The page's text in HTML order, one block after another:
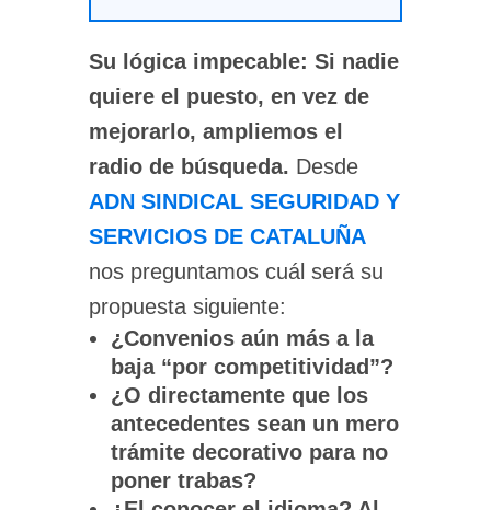
Su lógica impecable: Si nadie
quiere el puesto, en vez de
mejorarlo, ampliemos el
radio de búsqueda. Desde
ADN SINDICAL SEGURIDAD Y
SERVICIOS DE CATALUÑA
nos preguntamos cuál será su
propuesta siguiente:
¿Convenios aún más a la
baja “por competitividad”?
¿O directamente que los
antecedentes sean un mero
trámite decorativo para no
poner trabas?